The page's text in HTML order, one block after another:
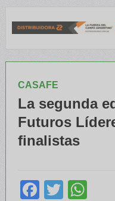
CASAFE
La segunda
Futuros
finalistas
Facebook
Twitter